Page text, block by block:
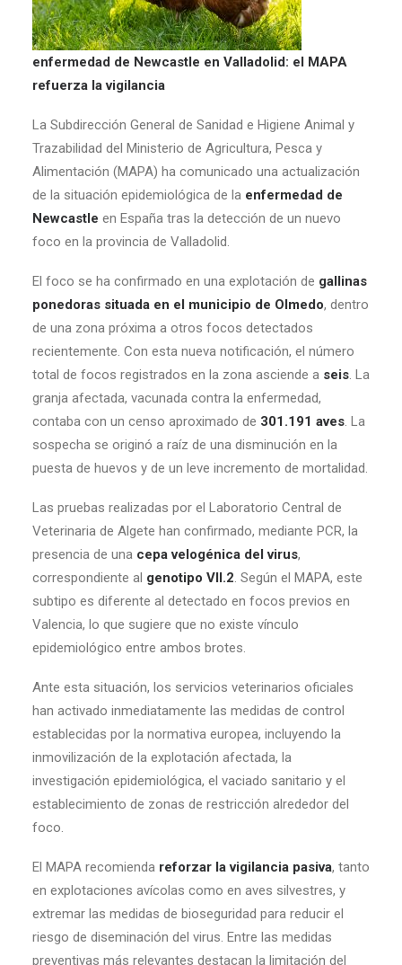
enfermedad de Newcastle en Valladolid: el MAPA
refuerza la vigilancia
La Subdirección General de Sanidad e Higiene Animal y
Trazabilidad del Ministerio de Agricultura, Pesca y
Alimentación (MAPA) ha comunicado una actualización
de la situación epidemiológica de la enfermedad de
Newcastle en España tras la detección de un nuevo
foco en la provincia de Valladolid.
El foco se ha confirmado en una explotación de gallinas
ponedoras situada en el municipio de Olmedo, dentro
de una zona próxima a otros focos detectados
recientemente. Con esta nueva notificación, el número
total de focos registrados en la zona asciende a seis. La
granja afectada, vacunada contra la enfermedad,
contaba con un censo aproximado de 301.191 aves. La
sospecha se originó a raíz de una disminución en la
puesta de huevos y de un leve incremento de mortalidad.
Las pruebas realizadas por el Laboratorio Central de
Veterinaria de Algete han confirmado, mediante PCR, la
presencia de una cepa velogénica del virus,
correspondiente al genotipo VII.2. Según el MAPA, este
subtipo es diferente al detectado en focos previos en
Valencia, lo que sugiere que no existe vínculo
epidemiológico entre ambos brotes.
Ante esta situación, los servicios veterinarios oficiales
han activado inmediatamente las medidas de control
establecidas por la normativa europea, incluyendo la
inmovilización de la explotación afectada, la
investigación epidemiológica, el vaciado sanitario y el
establecimiento de zonas de restricción alrededor del
foco.
El MAPA recomienda reforzar la vigilancia pasiva, tanto
en explotaciones avícolas como en aves silvestres, y
extremar las medidas de bioseguridad para reducir el
riesgo de diseminación del virus. Entre las medidas
preventivas más relevantes destacan la limitación del